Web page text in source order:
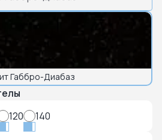
Габбро-Диабаз
120 140